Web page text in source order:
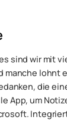
sind wir mit
manche lohnt
die
App, um